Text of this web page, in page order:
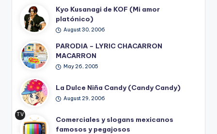
Kyo Kusanagi de KOF (Mi amor
platónico)
August 30, 2006
PARODIA – LYRIC CHACARRON
MACARRON
May 26, 2005
La Dulce Niña Candy (Candy Candy)
August 29, 2006
TV
Ret
Comerciales y slogans mexicanos
famosos y pegajosos